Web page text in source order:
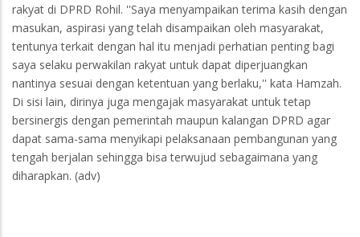
rakyat di DPRD Rohil. ''Saya menyampaikan terima kasih dengan
masukan, aspirasi yang telah disampaikan oleh masyarakat,
tentunya terkait dengan hal itu menjadi perhatian penting bagi
saya selaku perwakilan rakyat untuk dapat diperjuangkan
nantinya sesuai dengan ketentuan yang berlaku,'' kata Hamzah.
Di sisi lain, dirinya juga mengajak masyarakat untuk tetap
bersinergis dengan pemerintah maupun kalangan DPRD agar
dapat sama-sama menyikapi pelaksanaan pembangunan yang
tengah berjalan sehingga bisa terwujud sebagaimana yang
diharapkan. (adv)